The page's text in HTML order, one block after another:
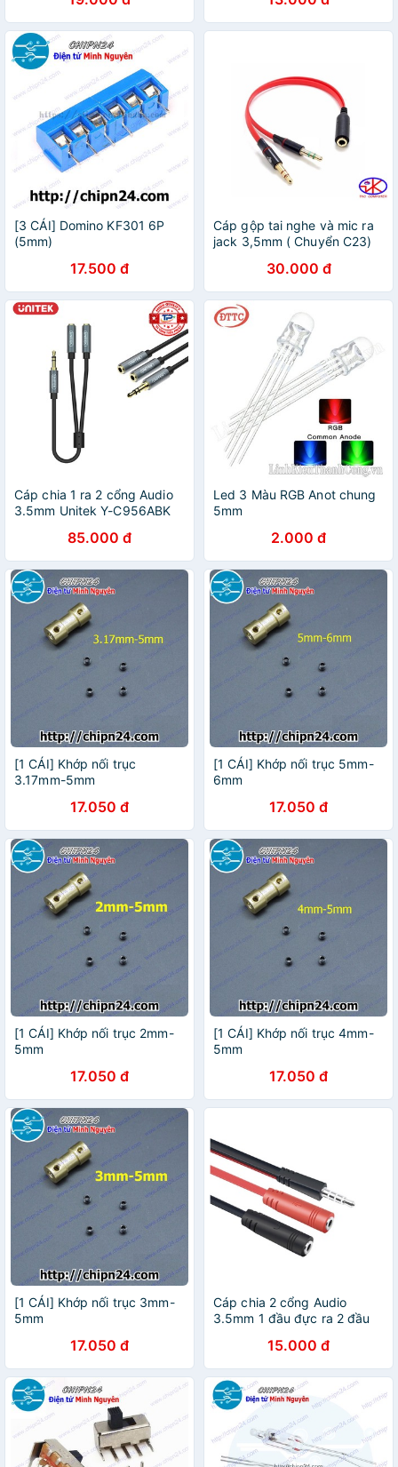
[3 CÁI] Domino KF301 6P
(5mm)
17.500 đ
Cáp gộp tai nghe và mic ra
jack 3,5mm ( Chuyển C23)
30.000 đ
Cáp chia 1 ra 2 cổng Audio
3.5mm Unitek Y-C956ABK
85.000 đ
Led 3 Màu RGB Anot chung
5mm
2.000 đ
[1 CÁI] Khớp nối trục
3.17mm-5mm
17.050 đ
[1 CÁI] Khớp nối trục 5mm-
6mm
17.050 đ
[1 CÁI] Khớp nối trục 2mm-
5mm
17.050 đ
[1 CÁI] Khớp nối trục 4mm-
5mm
17.050 đ
[1 CÁI] Khớp nối trục 3mm-
5mm
17.050 đ
Cáp chia 2 cổng Audio
3.5mm 1 đầu đực ra 2 đầu
15.000 đ